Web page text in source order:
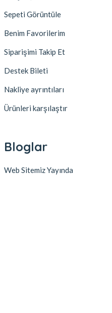
Sepeti Görüntüle
Benim Favorilerim
Siparişimi Takip Et
Destek Bileti
Nakliye ayrıntıları
Ürünleri karşılaştır
Bloglar
Web Sitemiz Yayında